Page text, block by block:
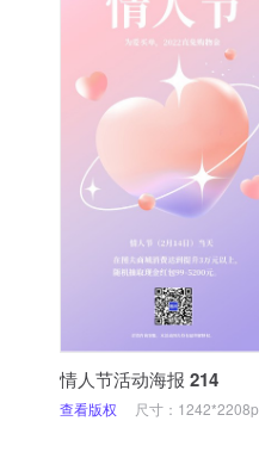
情人节活动海报 214
查看版权 尺寸：